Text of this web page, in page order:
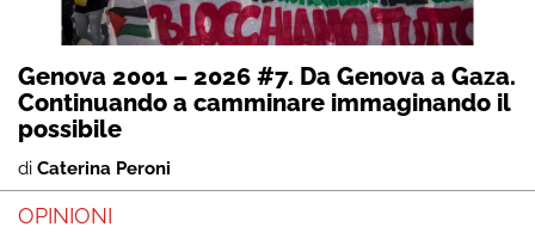
Genova 2001 – 2026 #7. Da Genova a Gaza.
Continuando a camminare immaginando il
possibile
di Caterina Peroni
OPINIONI